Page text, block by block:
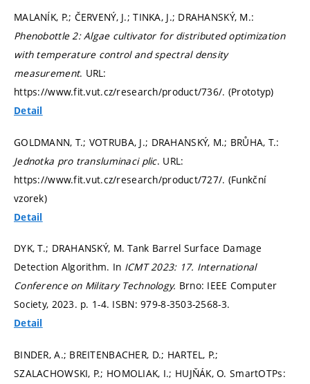
MALANÍK, P.; ČERVENÝ, J.; TINKA, J.; DRAHANSKÝ, M.:
Phenobottle 2: Algae cultivator for distributed optimization
with temperature control and spectral density
measurement. URL:
https://www.fit.vut.cz/research/product/736/. (Prototyp)
Detail
GOLDMANN, T.; VOTRUBA, J.; DRAHANSKÝ, M.; BRŮHA, T.:
Jednotka pro transluminaci plic. URL:
https://www.fit.vut.cz/research/product/727/. (Funkční
vzorek)
Detail
DYK, T.; DRAHANSKÝ, M. Tank Barrel Surface Damage
Detection Algorithm. In ICMT 2023: 17. International
Conference on Military Technology. Brno: IEEE Computer
Society, 2023. p. 1-4. ISBN: 979-8-3503-2568-3.
Detail
BINDER, A.; BREITENBACHER, D.; HARTEL, P.;
SZALACHOWSKI, P.; HOMOLIAK, I.; HUJŇÁK, O. SmartOTPs: